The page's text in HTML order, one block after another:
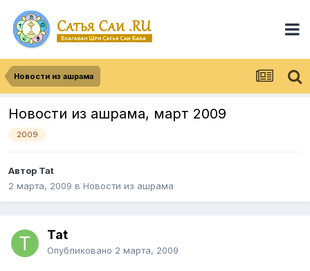
Новости из ашрама
Новости из ашрама, март 2009
2009
Автор Tat
2 марта, 2009 в Новости из ашрама
Tat
Опубликовано 2 марта, 2009